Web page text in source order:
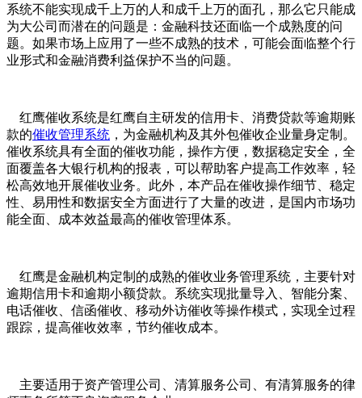
系统不能实现成千上万的人和成千上万的面孔，那么它只能成
为大公司而潜在的问题是：金融科技还面临一个成熟度的问
题。如果市场上应用了一些不成熟的技术，可能会面临整个行
业形式和金融消费利益保护不当的问题。
红鹰催收系统是红鹰自主研发的信用卡、消费贷款等逾期账
款的催收管理系统 ，为金融机构及其外包催收企业量身定制。
催收系统具有全面的催收功能，操作方便，数据稳定安全，全
面覆盖各大银行机构的报表，可以帮助客户提高工作效率，轻
松高效地开展催收业务。此外，本产品在催收操作细节、稳定
性、易用性和数据安全方面进行了大量的改进，是国内市场功
能全面、成本效益最高的催收管理体系。
红鹰是金融机构定制的成熟的催收业务管理系统，主要针对
逾期信用卡和逾期小额贷款。系统实现批量导入、智能分案、
电话催收、信函催收、移动外访催收等操作模式，实现全过程
跟踪，提高催收效率，节约催收成本。
主要适用于资产管理公司、清算服务公司、有清算服务的律